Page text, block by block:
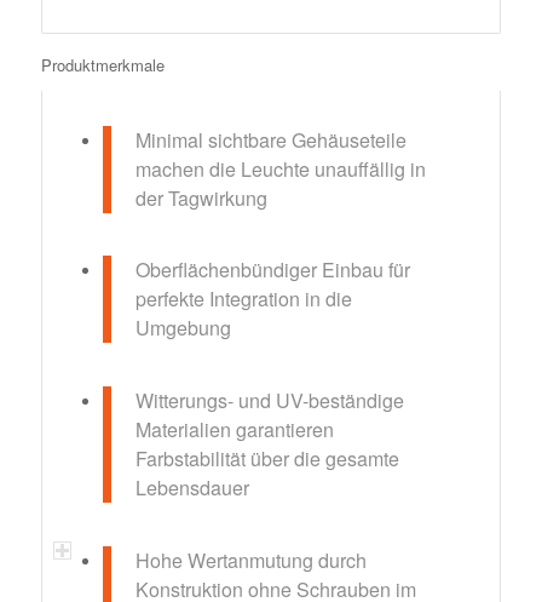
Produktmerkmale
Minimal sichtbare Gehäuseteile
machen die Leuchte unauffällig in
der Tagwirkung
Oberflächenbündiger Einbau für
perfekte Integration in die
Umgebung
Witterungs- und UV-beständige
Materialien garantieren
Farbstabilität über die gesamte
Lebensdauer
Hohe Wertanmutung durch
Konstruktion ohne Schrauben im